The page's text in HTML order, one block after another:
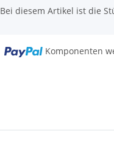
Bei diesem Artikel ist die
Komponenten